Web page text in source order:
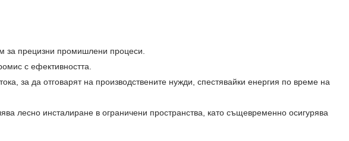
за прецизни промишлени процеси.
с ефективността.
за да отговарят на производствените нужди, спестявайки енергия по време на
лесно инсталиране в ограничени пространства, като същевременно осигурява